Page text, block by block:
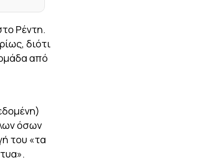
Ρέντη.
διότι
από
όσων
του «τα